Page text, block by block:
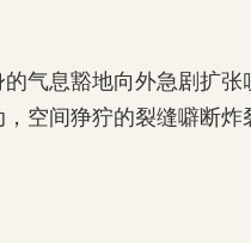
息豁地向外急剧扩张
空间狰狞的裂缝噼断炸